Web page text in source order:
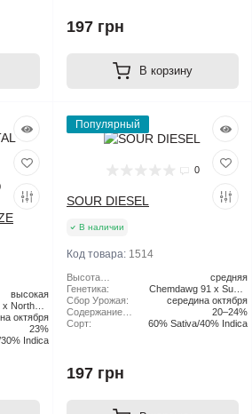
197 грн
В корзину
высокая
Northern
x Haze
октября
23%
Indica
Популярный
0
SOUR DIESEL
В наличии
Код товара: 1514
Высота
растения:
средняя
Генетика:
Chemdawg 91 x Super
Skunk
Сбор Урожая:
середина октября
Содержание
ТГК:
20–24%
Сорт:
60% Sativa/40% Indica
197 грн